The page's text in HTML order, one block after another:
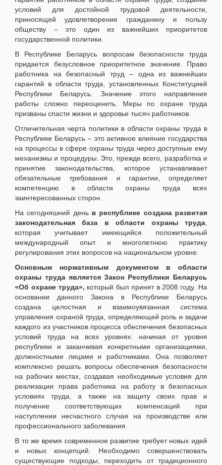
условий для достойной трудовой деятельности,
приносящей удовлетворение гражданину и пользу
обществу – это один из важнейших приоритетов
государственной политики.
В Республике Беларусь вопросам безопасности труда
придается безусловное приоритетное значение. Право
работника на безопасный труд – одна из важнейших
гарантий в области труда, установленных Конституцией
Республики Беларусь. Значение этого направления
работы сложно переоценить. Меры по охране труда
призваны спасти жизни и здоровье тысяч работников.
Отличительная черта политики в области охраны труда в
Республике Беларусь – это активное влияние государства
на процессы в сфере охраны труда через доступные ему
механизмы и процедуры. Это, прежде всего, разработка и
принятие законодательства, которое устанавливает
обязательные требования и гарантии, определяет
компетенцию в области охраны труда всех
заинтересованных сторон.
На сегодняшний день в республике создана развитая
законодательная база в области охраны труда
которая учитывает имеющийся положительный
международный опыт и многолетнюю практику
регулирования этих вопросов на национальном уровне.
Основным нормативным документом в области
охраны труда является Закон Республики Беларусь
«Об охране труда», который был принят в 2008 году. На
основании данного Закона в Республике Беларусь
создана целостная и взаимоувязанная система
управления охраной труда, определяющей роль и задачи
каждого из участников процесса обеспечения безопасных
условий труда на всех уровнях: начиная от уровня
республики и заканчивая конкретными организациями,
должностными лицами и работниками. Она позволяет
комплексно решать вопросы обеспечения безопасности
на рабочих местах, создавая необходимые условия для
реализации права работника на работу в безопасных
условиях труда, а также на защиту своих прав и
получение соответствующих компенсаций при
наступлении несчастного случая на производстве или
профессионального заболевания.
В то же время современное развитие требует новых идей
и новых концепций. Необходимо совершенствовать
существующие подходы, переходить от традиционного